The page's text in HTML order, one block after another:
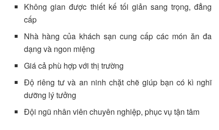
Không gian được thiết kế tối giản sang trọng, đẳng
cấp
Nhà hàng của khách sạn cung cấp các món ăn đa
dạng và ngon miệng
Giá cả phù hợp với thị trường
Độ riêng tư và an ninh chặt chẽ giúp bạn có kì nghĩ
dưỡng lý tưởng
Đội ngũ nhân viên chuyên nghiệp, phục vụ tận tâm